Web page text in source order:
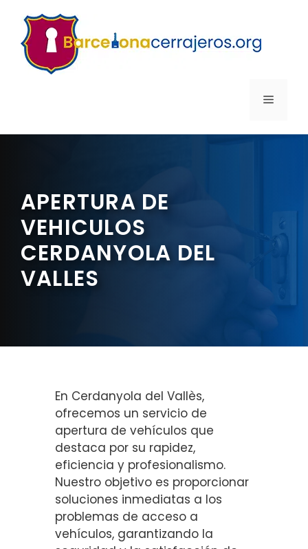
contenido
MENÚ
APERTURA DE
VEHICULOS
CERDANYOLA DEL
VALLES
En Cerdanyola del Vallès,
ofrecemos un servicio de
apertura de vehículos que
destaca por su rapidez,
eficiencia y profesionalismo.
Nuestro objetivo es proporcionar
soluciones inmediatas a los
problemas de acceso a
vehículos, garantizando la